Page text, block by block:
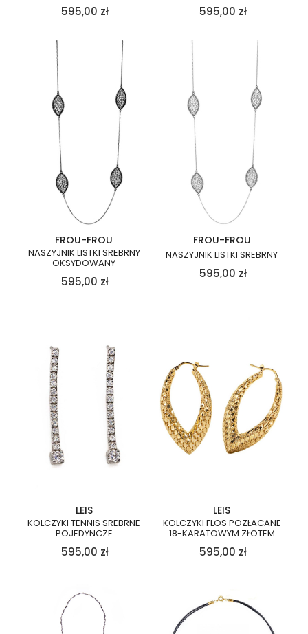
595,00 zł 595,00 zł
FROU-FROU
NASZYJNIK LISTKI SREBRNY
OKSYDOWANY
595,00 zł
FROU-FROU
NASZYJNIK LISTKI SREBRNY
595,00 zł
LEIS
KOLCZYKI TENNIS SREBRNE
POJEDYNCZE
595,00 zł
LEIS
KOLCZYKI FLOS POZŁACANE
18-KARATOWYM ZŁOTEM
595,00 zł